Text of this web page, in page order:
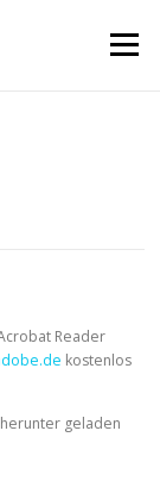
Menü
Reader
kostenlos
herunter geladen